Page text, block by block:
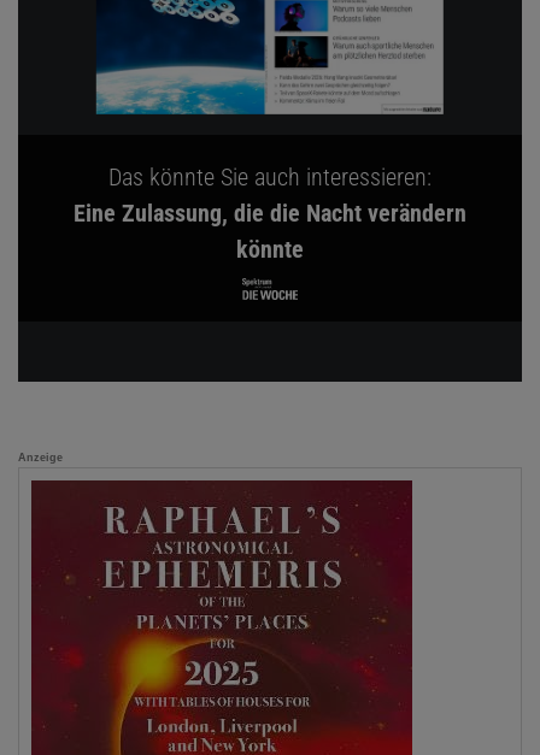
Das könnte Sie auch interessieren:
Eine Zulassung, die die Nacht verändern
könnte
Anzeige